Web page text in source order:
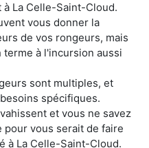
La Celle-Saint-Cloud.
vous donner la
de vos rongeurs, mais
à l'incursion aussi
sont multiples, et
spécifiques.
et vous ne savez
pour vous serait de faire
à La Celle-Saint-Cloud.